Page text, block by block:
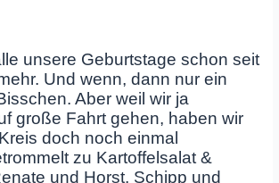
unsere Geburtstage schon seit
Und wenn, dann nur ein
Aber weil wir ja
große Fahrt gehen, haben wir
doch noch einmal
zu Kartoffelsalat &
und Horst, Schipp und